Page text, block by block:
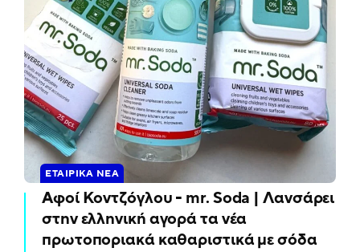
ΕΤΑΙΡΙΚΆ ΝΈΑ
Αφοί Κοντζόγλου - mr. Soda | Λανσάρει
στην ελληνική αγορά τα νέα
πρωτοποριακά καθαριστικά με σόδα